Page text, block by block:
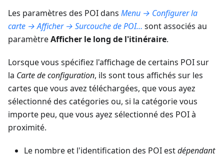
Les paramètres des POI dans Menu → Configurer la
carte → Afficher → Surcouche de POI… sont associés au
paramètreAfficher le long de l'itinéraire.
Lorsque vous spécifiez l'affichage de certains POI sur
la Carte de configuration, ils sont tous affichés sur les
cartes que vous avez téléchargées, que vous ayez
sélectionné des catégories ou, si la catégorie vous
importe peu, que vous ayez sélectionné des POI à
proximité.
Le nombre et l'identification des POI estdépendant